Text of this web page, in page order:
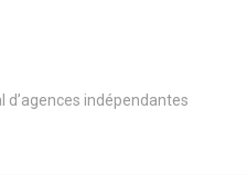
d’agences indépendantes